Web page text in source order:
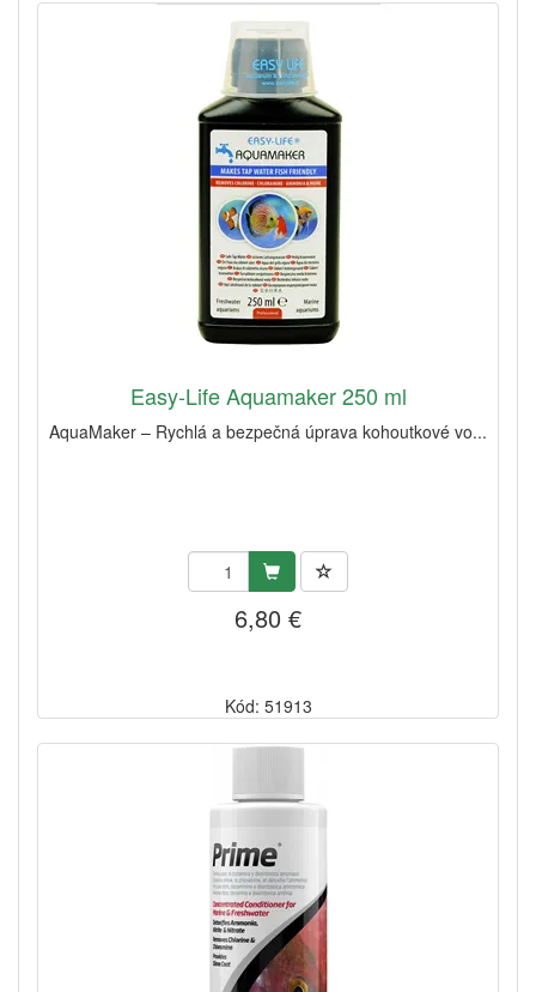
Easy-Life Aquamaker 250 ml
AquaMaker – Rychlá a bezpečná úprava kohoutkové vo...
6,80 €
Kód: 51913